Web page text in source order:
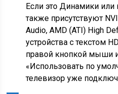
Если это Динамики
также присутствуют
Audio, AMD (ATI) High
устройства с текстом
правой кнопкой мыши
«Использовать по
телевизор уже